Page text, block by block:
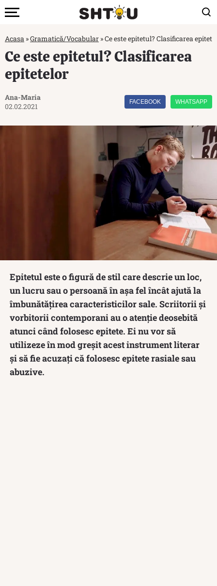
Acasa »Gramatică/Vocabular »Ce este epitetul? Clasificarea
Ce este epitetul? Clasificarea
epitetelor
Ana-Maria
02.02.2021
FACEBOOK WHATSAPP
Epitetul este o figură de stil care descrie un loc,
un lucru sau o persoană în așa fel încât ajută la
îmbunătățirea caracteristicilor sale. Scriitorii și
vorbitorii contemporani au o atenție deosebită
atunci când folosesc epitete. Ei nu vor să
utilizeze în mod greșit acest instrument literar
și să fie acuzați că folosesc epitete rasiale sau
abuzive.